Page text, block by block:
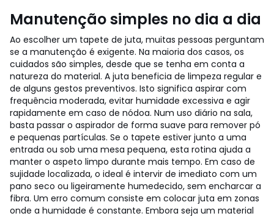
Manutenção simples no dia a dia
Ao escolher um tapete de juta, muitas pessoas perguntam
se a manutenção é exigente. Na maioria dos casos, os
cuidados são simples, desde que se tenha em conta a
natureza do material. A juta beneficia de limpeza regular e
de alguns gestos preventivos. Isto significa aspirar com
frequência moderada, evitar humidade excessiva e agir
rapidamente em caso de nódoa. Num uso diário na sala,
basta passar o aspirador de forma suave para remover pó
e pequenas partículas. Se o tapete estiver junto a uma
entrada ou sob uma mesa pequena, esta rotina ajuda a
manter o aspeto limpo durante mais tempo. Em caso de
sujidade localizada, o ideal é intervir de imediato com um
pano seco ou ligeiramente humedecido, sem encharcar a
fibra. Um erro comum consiste em colocar juta em zonas
onde a humidade é constante. Embora seja um material